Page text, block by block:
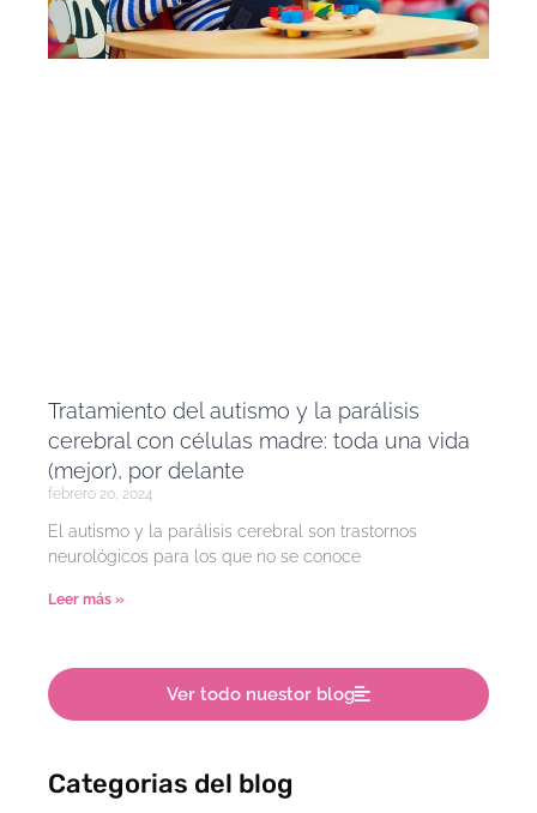
Tratamiento del autismo y la parálisis
cerebral con células madre: toda una vida
(mejor), por delante
febrero 20, 2024
El autismo y la parálisis cerebral son trastornos
neurológicos para los que no se conoce
Leer más »
Ver todo nuestor blog
Categorias del blog